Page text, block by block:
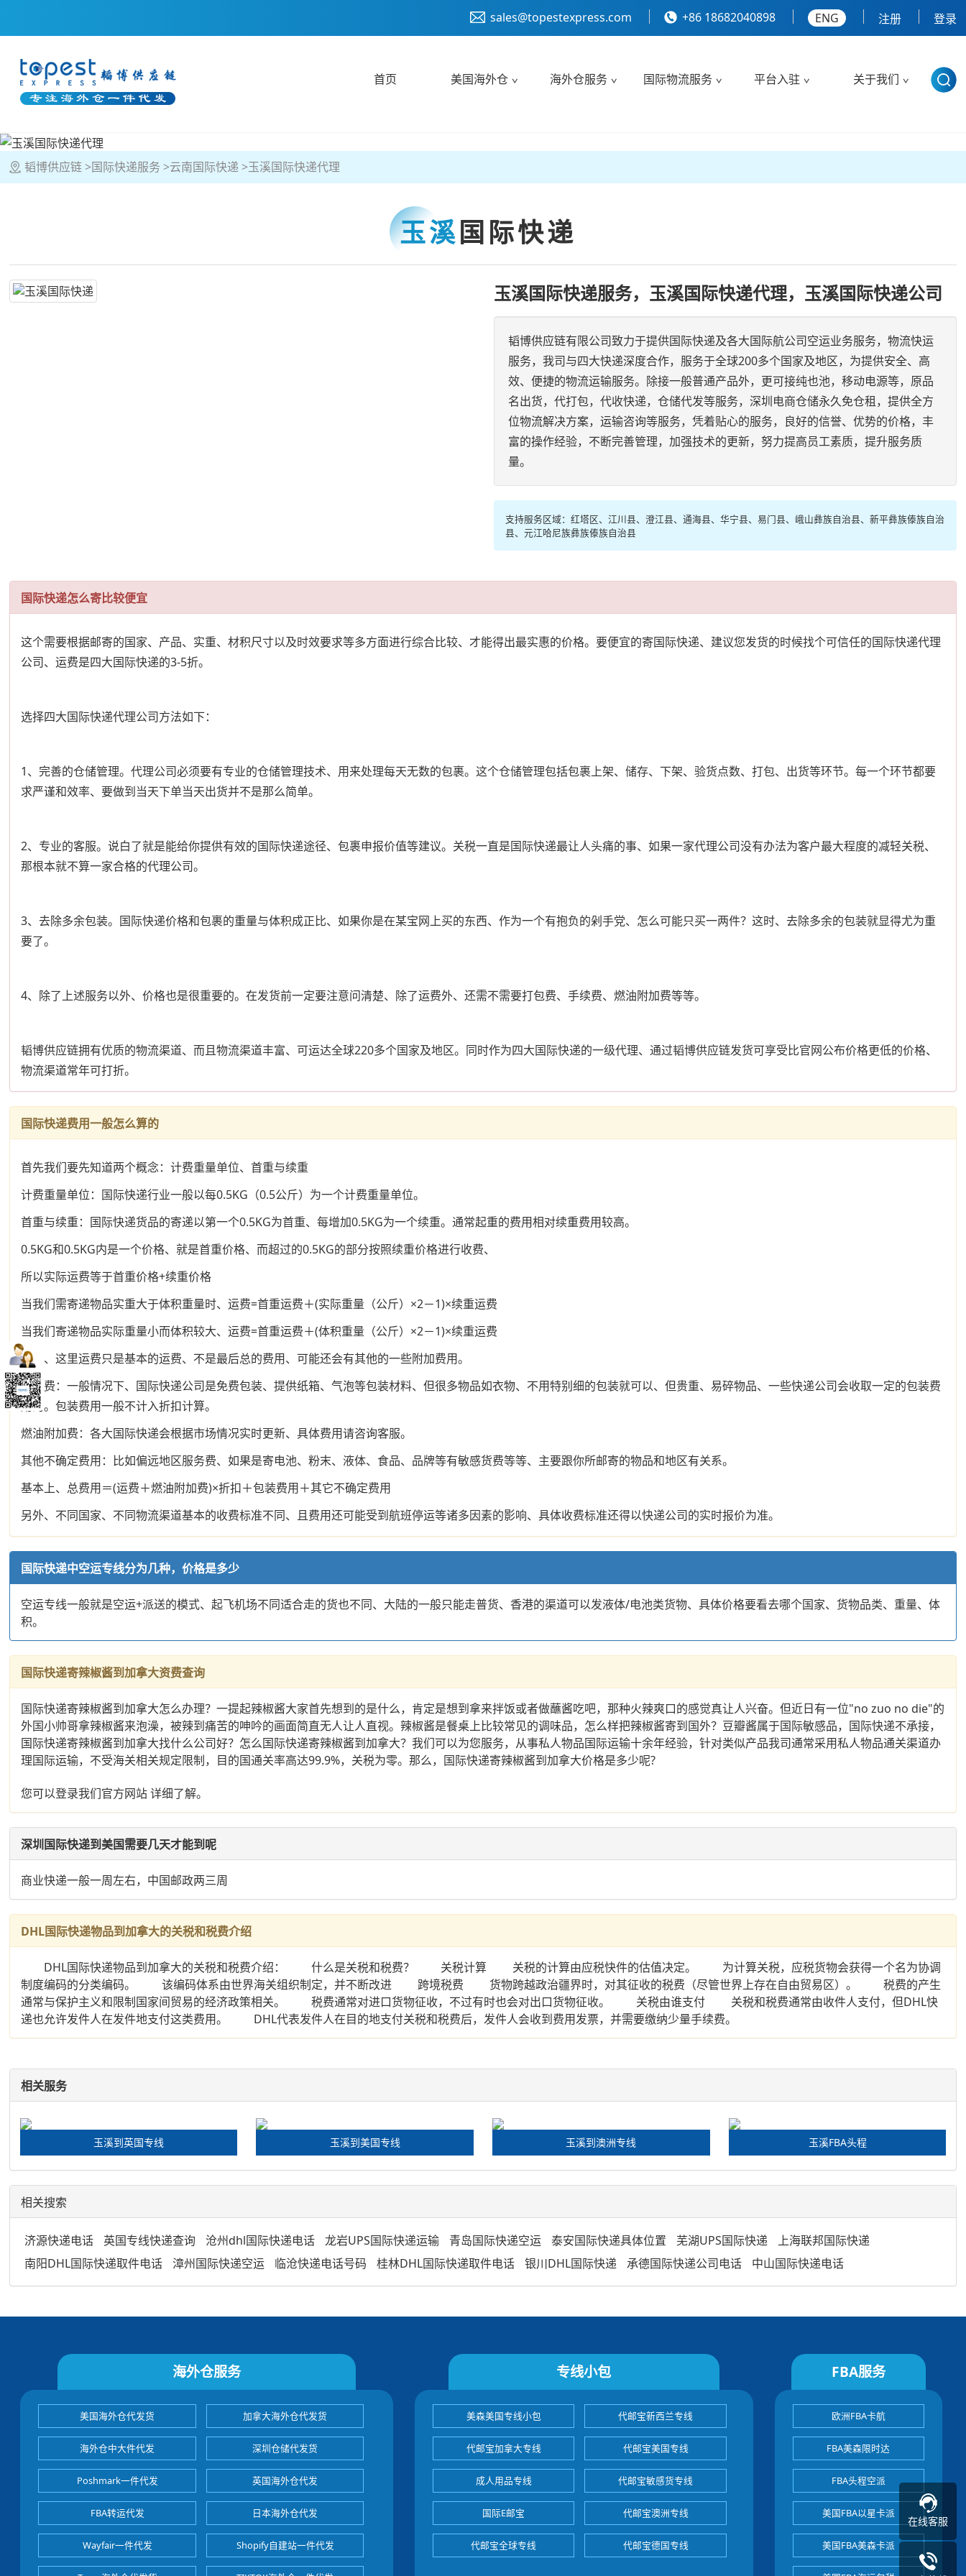
sales@topestexpress.com +86 18682040898 ENG 注册 登录
首页 美国海外仓 海外仓服务 国际物流服务 平台入驻 关于我们
韬博供应链 国际快递服务 云南国际快递 玉溪国际快递代理
玉溪 国际快递
玉溪国际快递服务，玉溪国际快递代理，玉溪国际快递公司
韬博供应链有限公司致力于提供国际快递及各大国际航公司空运业务服务，物流快运
服务，我司与四大快递深度合作，服务于全球200多个国家及地区，为提供安全、高
效、便捷的物流运输服务。除接一般普通产品外，更可接纯也池，移动电源等，原品
名出货，代打包，代收快递，仓储代发等服务，深圳电商仓储永久免仓租，提供全方
位物流解决方案，运输咨询等服务，凭着贴心的服务，良好的信誉、优势的价格，丰
富的操作经验，不断完善管理，加强技术的更新，努力提高员工素质，提升服务质
量。
支持服务区域：红塔区、江川县、澄江县、通海县、华宁县、易门县、峨山彝族自治县、新平彝族傣族自治
县、元江哈尼族彝族傣族自治县
国际快递怎么寄比较便宜
这个需要根据邮寄的国家、产品、实重、材积尺寸以及时效要求等多方面进行综合比较、才能得出最实惠的价格。要便宜的寄国际快递、建议您发货的时候找个可信任的国际快递代理
公司、运费是四大国际快递的3-5折。
选择四大国际快递代理公司方法如下：
1、完善的仓储管理。代理公司必须要有专业的仓储管理技术、用来处理每天无数的包裹。这个仓储管理包括包裹上架、储存、下架、验货点数、打包、出货等环节。每一个环节都要
求严谨和效率、要做到当天下单当天出货并不是那么简单。
2、专业的客服。说白了就是能给你提供有效的国际快递途径、包裹申报价值等建议。关税一直是国际快递最让人头痛的事、如果一家代理公司没有办法为客户最大程度的减轻关税、
那根本就不算一家合格的代理公司。
3、去除多余包装。国际快递价格和包裹的重量与体积成正比、如果你是在某宝网上买的东西、作为一个有抱负的剁手党、怎么可能只买一两件？这时、去除多余的包装就显得尤为重
要了。
4、除了上述服务以外、价格也是很重要的。在发货前一定要注意问清楚、除了运费外、还需不需要打包费、手续费、燃油附加费等等。
韬博供应链拥有优质的物流渠道、而且物流渠道丰富、可运达全球220多个国家及地区。同时作为四大国际快递的一级代理、通过韬博供应链发货可享受比官网公布价格更低的价格、
物流渠道常年可打折。
国际快递费用一般怎么算的
首先我们要先知道两个概念：计费重量单位、首重与续重
计费重量单位：国际快递行业一般以每0.5KG（0.5公斤）为一个计费重量单位。
首重与续重：国际快递货品的寄递以第一个0.5KG为首重、每增加0.5KG为一个续重。通常起重的费用相对续重费用较高。
0.5KG和0.5KG内是一个价格、就是首重价格、而超过的0.5KG的部分按照续重价格进行收费、
所以实际运费等于首重价格+续重价格
当我们需寄递物品实重大于体积重量时、运费=首重运费＋(实际重量（公斤）×2－1)×续重运费
当我们寄递物品实际重量小而体积较大、运费=首重运费＋(体积重量（公斤）×2－1)×续重运费
注意、这里运费只是基本的运费、不是最后总的费用、可能还会有其他的一些附加费用。
包装费：一般情况下、国际快递公司是免费包装、提供纸箱、气泡等包装材料、但很多物品如衣物、不用特别细的包装就可以、但贵重、易碎物品、一些快递公司会收取一定的包装费
用的。包装费用一般不计入折扣计算。
燃油附加费：各大国际快递会根据市场情况实时更新、具体费用请咨询客服。
其他不确定费用：比如偏远地区服务费、如果是寄电池、粉末、液体、食品、品牌等有敏感货费等等、主要跟你所邮寄的物品和地区有关系。
基本上、总费用＝(运费＋燃油附加费)×折扣＋包装费用＋其它不确定费用
另外、不同国家、不同物流渠道基本的收费标准不同、且费用还可能受到航班停运等诸多因素的影响、具体收费标准还得以快递公司的实时报价为准。
国际快递中空运专线分为几种，价格是多少
空运专线一般就是空运+派送的模式、起飞机场不同适合走的货也不同、大陆的一般只能走普货、香港的渠道可以发液体/电池类货物、具体价格要看去哪个国家、货物品类、重量、体
积。
国际快递寄辣椒酱到加拿大资费查询
国际快递寄辣椒酱到加拿大怎么办理？一提起辣椒酱大家首先想到的是什么，肯定是想到拿来拌饭或者做蘸酱吃吧，那种火辣爽口的感觉真让人兴奋。但近日有一位"no zuo no die"的
外国小帅哥拿辣椒酱来泡澡，被辣到痛苦的呻吟的画面简直无人让人直视。辣椒酱是餐桌上比较常见的调味品，怎么样把辣椒酱寄到国外？豆瓣酱属于国际敏感品，国际快递不承接，
国际快递寄辣椒酱到加拿大找什么公司好？怎么国际快递寄辣椒酱到加拿大？我们可以为您服务，从事私人物品国际运输十余年经验，针对类似产品我司通常采用私人物品通关渠道办
理国际运输，不受海关相关规定限制，目的国通关率高达99.9%，关税为零。那么，国际快递寄辣椒酱到加拿大价格是多少呢?
您可以登录我们官方网站 详细了解。
深圳国际快递到美国需要几天才能到呢
商业快递一般一周左右，中国邮政两三周
DHL国际快递物品到加拿大的关税和税费介绍
DHL国际快递物品到加拿大的关税和税费介绍： 什么是关税和税费？ 关税计算 关税的计算由应税快件的估值决定。 为计算关税，应税货物会获得一个名为协调
制度编码的分类编码。 该编码体系由世界海关组织制定，并不断改进 跨境税费 货物跨越政治疆界时，对其征收的税费（尽管世界上存在自由贸易区）。 税费的产生
通常与保护主义和限制国家间贸易的经济政策相关。 税费通常对进口货物征收，不过有时也会对出口货物征收。 关税由谁支付 关税和税费通常由收件人支付，但DHL快
递也允许发件人在发件地支付这类费用。 DHL代表发件人在目的地支付关税和税费后，发件人会收到费用发票，并需要缴纳少量手续费。
相关服务
玉溪到英国专线 玉溪到美国专线 玉溪到澳洲专线 玉溪FBA头程
相关搜索
济源快递电话 英国专线快递查询 沧州dhl国际快递电话 龙岩UPS国际快递运输 青岛国际快递空运 泰安国际快递具体位置 芜湖UPS国际快递
上海联邦国际快递
南阳DHL国际快递取件电话
漳州国际快递空运 临沧快递电话号码 桂林DHL国际快递取件电话 银川DHL国际快递 承德国际快递公司电话 中山国际快递电话
海外仓服务
美国海外仓代发货 加拿大海外仓代发货
海外仓中大件代发 深圳仓储代发货
Poshmark一件代发 英国海外仓代发
FBA转运代发 日本海外仓代发
Wayfair一件代发 Shopify自建站一件代发
专线小包
美森美国专线小包 代邮宝新西兰专线
代邮宝加拿大专线 代邮宝美国专线
成人用品专线 代邮宝敏感货专线
国际E邮宝 代邮宝澳洲专线
代邮宝全球专线 代邮宝德国专线
FBA服务
欧洲FBA卡航
FBA美森限时达
FBA头程空派
美国FBA以星卡派
美国FBA美森卡派
在线客服